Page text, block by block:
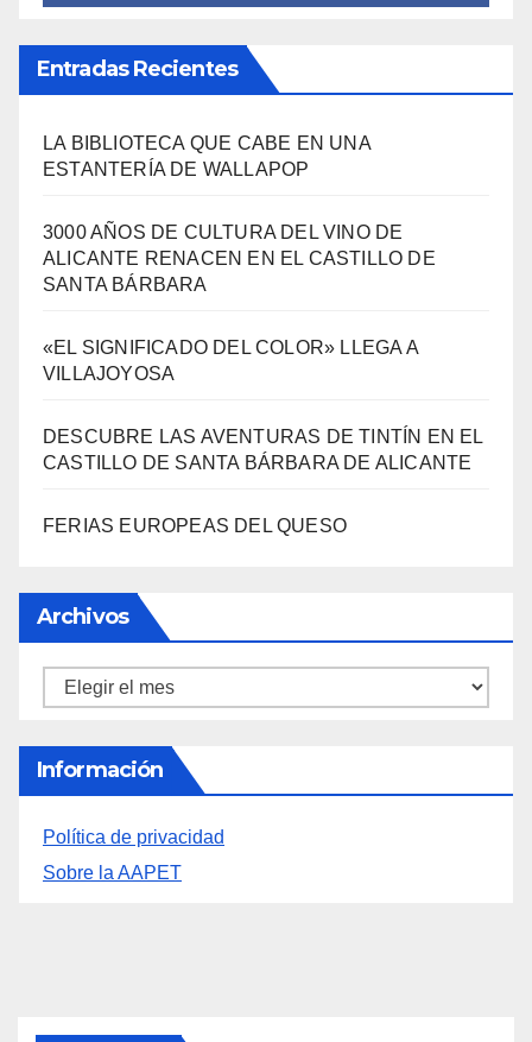
Entradas Recientes
LA BIBLIOTECA QUE CABE EN UNA
ESTANTERÍA DE WALLAPOP
3000 AÑOS DE CULTURA DEL VINO DE
ALICANTE RENACEN EN EL CASTILLO DE
SANTA BÁRBARA
«EL SIGNIFICADO DEL COLOR» LLEGA A
VILLAJOYOSA
DESCUBRE LAS AVENTURAS DE TINTÍN EN EL
CASTILLO DE SANTA BÁRBARA DE ALICANTE
FERIAS EUROPEAS DEL QUESO
Archivos
Archivos
Información
Política de privacidad
Sobre la AAPET